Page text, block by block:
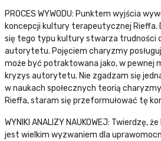
PROCES WYWODU: Punktem wyjścia
koncepcji kultury terapeutycznej Rieffa.
się tego typu kultury stwarza trudności
autorytetu. Pojęciem charyzmy
może być potraktowana jako, w pewnej
kryzys autorytetu. Nie zgadzam się
w naukach społecznych teorią charyzmy
Rieffa, staram się przeformułować tę
WYNIKI ANALIZY NAUKOWEJ: Twierdzę,
jest wielkim wyzwaniem dla